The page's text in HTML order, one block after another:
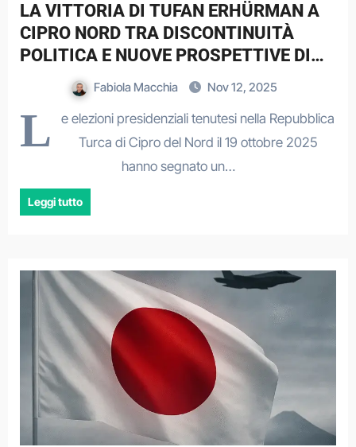
LA VITTORIA DI TUFAN ERHÜRMAN A
CIPRO NORD TRA DISCONTINUITÀ
POLITICA E NUOVE PROSPETTIVE DI
DIALOGO.Fabiola Macchia Nov 12, 2025
L
e elezioni presidenziali tenutesi nella Repubblica
Turca di Cipro del Nord il 19 ottobre 2025
hanno segnato un…
Leggi tutto